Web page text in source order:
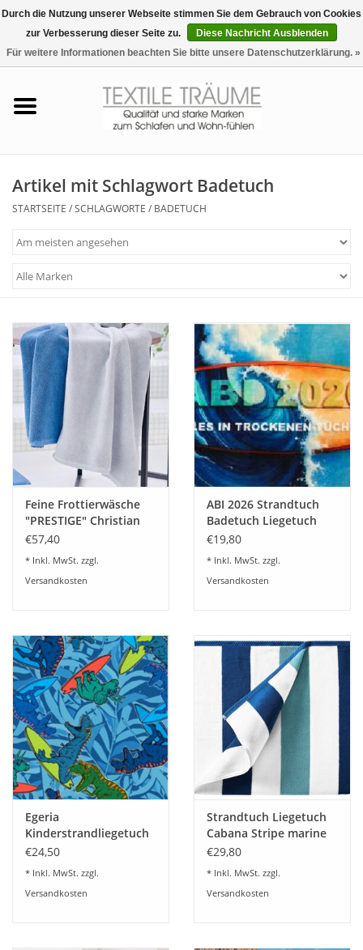
0 Artikel - €0,00
Tag & Nachtwäsche
Haus-Bademäntel
Plaids, Decken, Kissen
Mode & Accessoires
Edles aus Cashmere
Tisch & Küche
Kinder
Gutscheine
Accessoires Spa
Angebote
Info-Service
Geprüfter Webshop
Über uns
Artikel mit Schlagwort Badetuch
STARTSEITE /SCHLAGWORTE / BADETUCH
Feine Frottierwäsche
"PRESTIGE" Christian
Fischbacher
€57,40
* Inkl. MwSt. zzgl.
Versandkosten
ABI 2026 Strandtuch
Badetuch Liegetuch
Abituch bedruckt ABI
€19,80
* Inkl. MwSt. zzgl.
Versandkosten
Egeria
Kinderstrandliegetuch
"T-Rex" 75x150cm
€24,50
* Inkl. MwSt. zzgl.
Versandkosten
Strandtuch Liegetuch
Cabana Stripe marine
90x180cm
€29,80
* Inkl. MwSt. zzgl.
Versandkosten
Durch die Nutzung unserer Webseite stimmen Sie dem Gebrauch von Cookies
zur Verbesserung dieser Seite zu.
Diese Nachricht Ausblenden
Für weitere Informationen beachten Sie bitte unsere Datenschutzerklärung. »